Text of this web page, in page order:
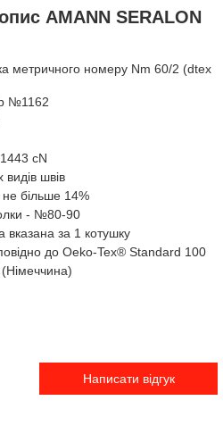
AMANN SERALON
метричного номеру Nm 60/2 (dtex
№1162
cN
видів швів
більше 14%
- №80-90
вказана за 1 котушку
до Oeko-Tex® Standard 100
Написати відгук